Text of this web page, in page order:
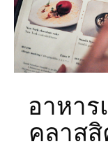
อาหารและขนมหวานสุด
คลาสสิ